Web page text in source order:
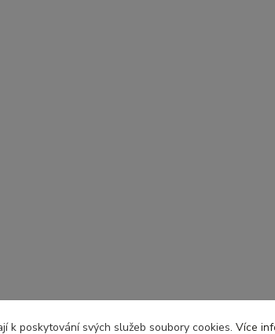
k poskytování svých služeb soubory cookies. Více